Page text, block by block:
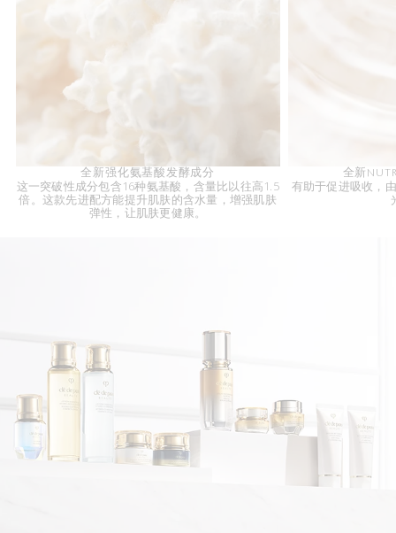
全新强化氨基酸发酵成分
这一突破性成分包含16种氨基酸，含量比以往高1.5
倍。这款先进配方能提升肌肤的含水量，增强肌肤
弹性，让肌肤更健康。
全新
有助于促进吸收，